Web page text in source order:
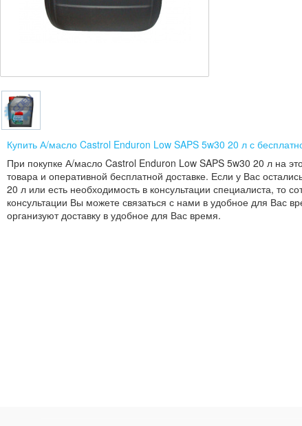
Купить А/масло Castrol Enduron Low SAPS 5w30 20 л с
При покупке А/масло Castrol Enduron Low SAPS 5w30 20 л на
товара и оперативной бесплатной доставке. Если у Вас
20 л или есть необходимость в консультации специалиста, то
консультации Вы можете связаться с нами в удобное для Вас
организуют доставку в удобное для Вас время.